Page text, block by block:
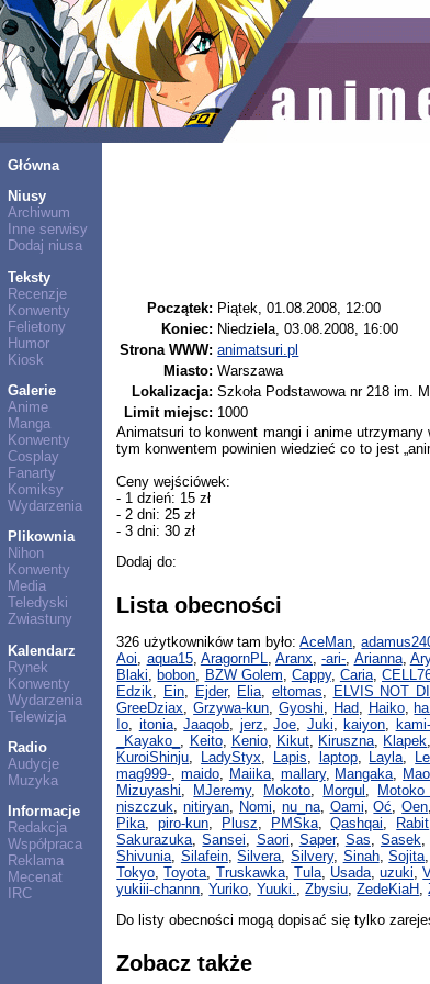
Główna
Niusy
Archiwum
Inne serwisy
Dodaj niusa
Teksty
Recenzje
Konwenty
Felietony
Humor
Kiosk
Galerie
Anime
Manga
Konwenty
Cosplay
Fanarty
Komiksy
Wydarzenia
Plikownia
Nihon
Konwenty
Media
Teledyski
Zwiastuny
Kalendarz
Rynek
Konwenty
Wydarzenia
Telewizja
Radio
Audycje
Muzyka
Informacje
Redakcja
Współpraca
Reklama
Mecenat
IRC
Początek: Piątek, 01.08.2008, 12:00
Koniec: Niedziela, 03.08.2008, 16:00
Strona WWW: animatsuri.pl
Miasto: Warszawa
Lokalizacja: Szkoła Podstawowa nr 218 im.
Limit miejsc: 1000
Animatsuri to konwent mangi i anime utrzymany
tym konwentem powinien wiedzieć co to jest
Ceny wejściówek:
- 1 dzień: 15 zł
- 2 dni: 25 zł
- 3 dni: 30 zł
Dodaj do:
Lista obecności
326 użytkowników tam było:AceMan ,
Aoi
aqua15, AragornPL ,Aranx ,-ari- Arianna,
Blaki ,bobon BZW Golem Cappy, Caria,
Edzik
Ein, Ejder, Elia eltomas ELVIS NOT
GreeDziax ,Grzywa-kun Gyoshi Had, Haiko,
Io
itonia,Jaaqob jerz ,Joe Juki ,kaiyon
_Kayako_
Keito, Kenio, Kikut, Kiruszna Klapek
KuroiShinju
LadyStyx Lapis laptop, Layla
mag999- ,maido Maiika, mallary, Mangaka Mao
Mizuyashi
MJeremy, Mokoto Morgul
niszczuk ,nitiryan Nomi nu_na, Oami ,Oć ,Oen
Pika ,piro-kun Plusz PMSka,Qashqai Rabit
Sakurazuka ,Sansei Saori Saper, Sas Sasek
Shivunia Silafein,Silvera ,Silvery, Sinah,Sojita
Tokyo ,Toyota Truskawka, Tula, Usada,uzuki ,
yukiii-channn ,Yuriko ,Yuuki. ,Zbysiu ,ZedeKiaH ,
Do listy obecności mogą dopisać się tylko
Zobacz także